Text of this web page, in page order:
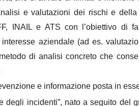
e valutazioni dei rischi e della
INAIL e ATS con l’obiettivo di
aziendale (ad es.
di analisi concreto che
e informazione posta in
incidenti”, nato a seguito del